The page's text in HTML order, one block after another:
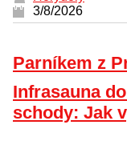
3/8/2026
Parníkem z
Infrasauna
schody: Jak